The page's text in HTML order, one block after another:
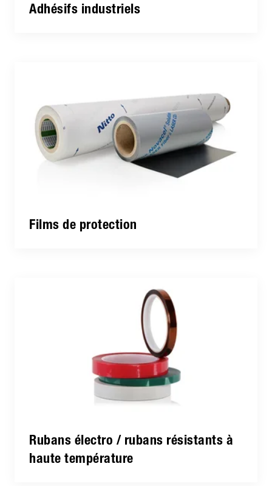
Adhésifs industriels
Films de protection
Rubans électro / rubans résistants à
haute température